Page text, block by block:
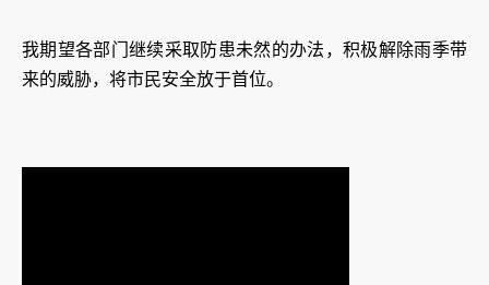
我期望各部门继续采取防患未然的办法，积极解除雨季带
来的威胁，将市民安全放于首位。